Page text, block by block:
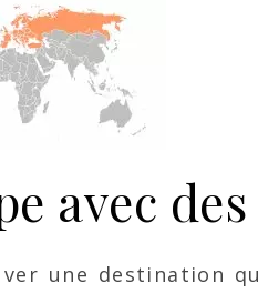
avec
une destination